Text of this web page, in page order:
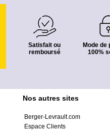
Satisfait ou
remboursé
Mode de
100%
Nos autres sites
Berger-Levrault.com
Espace Clients